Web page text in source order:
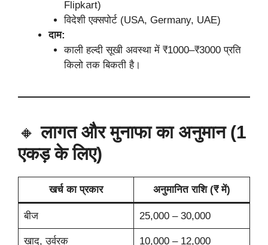
Flipkart)
विदेशी एक्सपोर्ट (USA, Germany, UAE)
दाम:
काली हल्दी सूखी अवस्था में ₹1000–₹3000 प्रति
किलो तक बिकती है।
🔸लागत और मुनाफा का अनुमान (1
एकड़ के लिए)
खर्च का प्रकार अनुमानित राशि (₹ में)
बीज 25,000 – 30,000
खाद, उर्वरक 10,000 – 12,000